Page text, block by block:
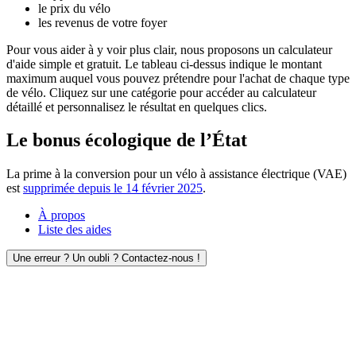
le prix du vélo
les revenus de votre foyer
Pour vous aider à y voir plus clair, nous proposons un calculateur
d'aide simple et gratuit. Le tableau ci-dessus indique le montant
maximum auquel vous pouvez prétendre pour l'achat de chaque type
de vélo. Cliquez sur une catégorie pour accéder au calculateur
détaillé et personnalisez le résultat en quelques clics.
Le bonus écologique de l’État
La prime à la conversion pour un vélo à assistance électrique (VAE)
est supprimée depuis le 14 février 2025.
À propos
Liste des aides
Une erreur ? Un oubli ? Contactez-nous !